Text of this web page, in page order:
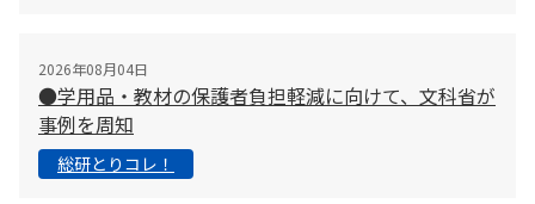
2026年08月04日
●学用品・教材の保護者負担軽減に向けて、文科省が
事例を周知
総研とりコレ！